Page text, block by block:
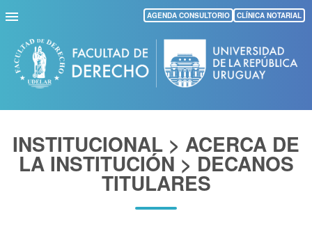
Pasar
al
contenido
principal
AGENDA CONSULTORIO CLÍNICA NOTARIAL
INSTITUCIONAL > ACERCA DE
LA INSTITUCIÓN > DECANOS
TITULARES